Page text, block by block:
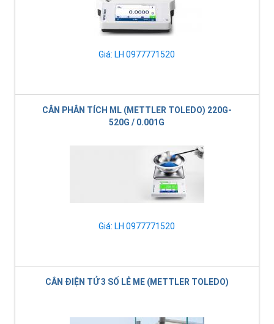
Giá: LH 0977771520
CÂN PHÂN TÍCH ML (METTLER TOLEDO) 220G-
520G / 0.001G
Giá: LH 0977771520
CÂN ĐIỆN TỬ 3 SỐ LẺ ME (METTLER TOLEDO)